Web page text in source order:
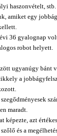
haszonvételt,
amiket egy
36 gyalognap
robot helyett.
ugyanúgy bánt
a
maradt.
képezte, azt
és a